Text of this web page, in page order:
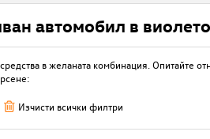
автомобил в
в желаната комбинация. Опитайте
Изчисти всички филтри